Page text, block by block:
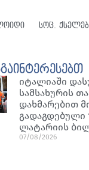
სოც.
იტალიაში
სამსახურის
დახმარებით
გადაგდებული
ლატარიის
07/08/2026